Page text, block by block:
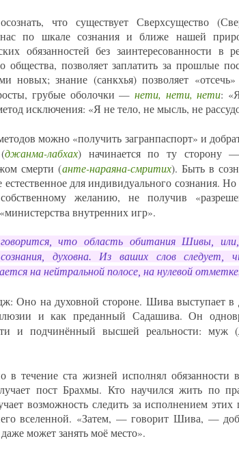
что существует Сверхсущество
по шкале сознания и ближе нашей
обязанностей без заинтересованности в
общества, позволяет заплатить за прошлые
новых; знание (санкхья) позволяет
грубые оболочки — нети, нети, нети:
исключения: «Я не тело, не мысль, не
можно «получить загранпаспорт» и
джанма-лабхах) начинается по ту сторону
смерти (анте-нараяна-смритих). Быть в
для индивидуального сознания. Но
желанию, не получив
внутренних игр».
что область обитания Шивы,
духовна. Из ваших слов следует,
на нейтральной полосе, на нулевой
Оно на духовной стороне. Шива выступает в
и как преданный Садашива. Он
и подчинённый высшей реальности: муж (
в течение ста жизней исполнял обязанности
пост Брахмы. Кто научился жить по
возможность следить за исполнением этих
вселенной. «Затем, — говорит Шива, —
может занять моё место».